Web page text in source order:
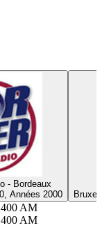
- Bordeaux
Années 2000
AM
AM